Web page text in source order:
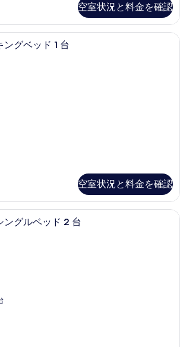
空室状況と料金を確認
高級寝具、ミニバー、セーフティボ
グベッド 1 台
空室状況と料金を確認
高級寝具、ミニバー、セーフティボ
ングルベッド 2 台